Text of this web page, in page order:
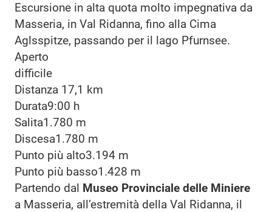
Escursione in alta quota molto impegnativa da
Masseria, in Val Ridanna, fino alla Cima
Aglsspitze, passando per il lago Pfurnsee.
Aperto
difficile
Distanza 17,1 km
Durata9:00 h
Salita1.780 m
Discesa1.780 m
Punto più alto3.194 m
Punto più basso1.428 m
Partendo dal Museo Provinciale delle Miniere
a Masseria, all’estremità della Val Ridanna, il